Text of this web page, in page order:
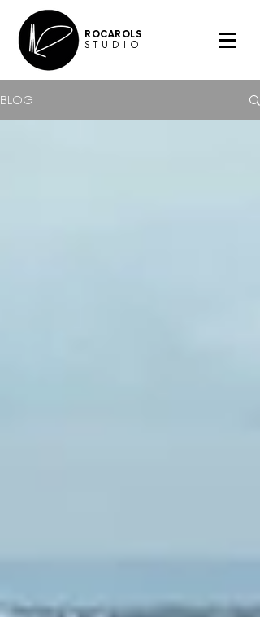
ROCAROLS
STUDIO
BLOG